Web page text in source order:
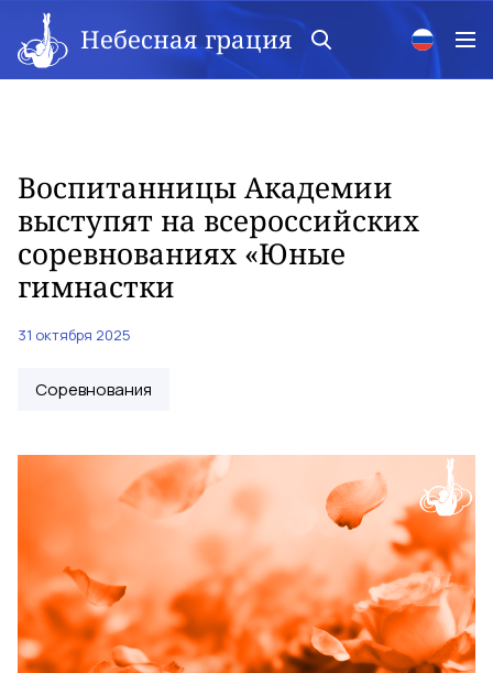
Небесная грация
Воспитанницы Академии
выступят на всероссийских
соревнованиях «Юные
гимнастки
31 октября 2025
Соревнования